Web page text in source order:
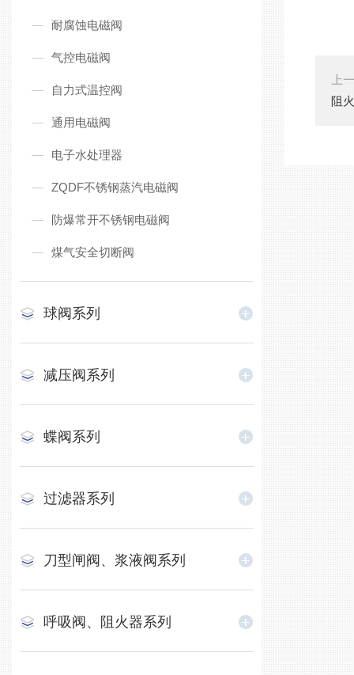
耐腐蚀电磁阀
气控电磁阀
自力式温控阀
通用电磁阀
电子水处理器
ZQDF不锈钢蒸汽电磁阀
防爆常开不锈钢电磁阀
煤气安全切断阀
球阀系列
减压阀系列
蝶阀系列
过滤器系列
刀型闸阀、浆液阀系列
呼吸阀、阻火器系列
上
阻